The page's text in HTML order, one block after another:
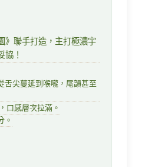
》聯手打造，主打極濃宇
協！
舌尖蔓延到喉嚨，尾韻甚至
口感層次拉滿。
。